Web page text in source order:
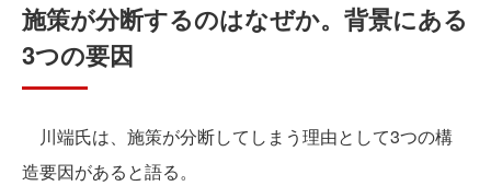
施策が分断するのはなぜか。背景にある
3つの要因
川端氏は、施策が分断してしまう理由として3つの構
造要因があると語る。